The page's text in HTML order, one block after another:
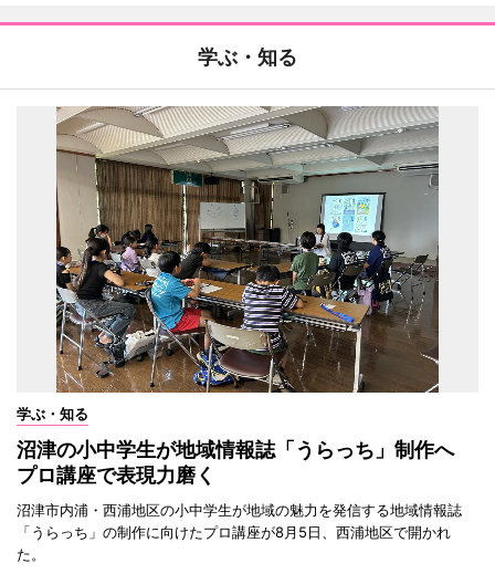
学ぶ・知る
学ぶ・知る
沼津の小中学生が地域情報誌「うらっち」制作へ
プロ講座で表現力磨く
沼津市内浦・西浦地区の小中学生が地域の魅力を発信する地域情報誌
「うらっち」の制作に向けたプロ講座が8月5日、西浦地区で開かれ
た。